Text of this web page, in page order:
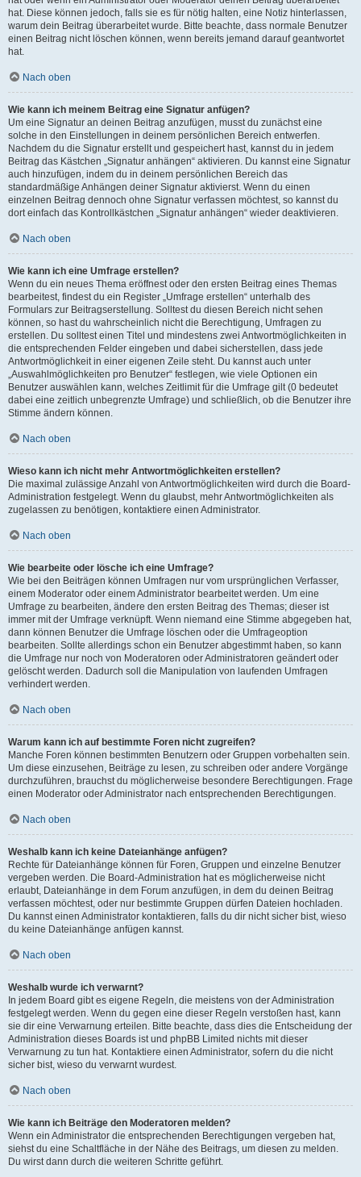
hat. Diese können jedoch, falls sie es für nötig halten, eine Notiz hinterlassen,
warum dein Beitrag überarbeitet wurde. Bitte beachte, dass normale Benutzer
einen Beitrag nicht löschen können, wenn bereits jemand darauf geantwortet
hat.
Nach oben
Wie kann ich meinem Beitrag eine Signatur anfügen?
Um eine Signatur an deinen Beitrag anzufügen, musst du zunächst eine
solche in den Einstellungen in deinem persönlichen Bereich entwerfen.
Nachdem du die Signatur erstellt und gespeichert hast, kannst du in jedem
Beitrag das Kästchen „Signatur anhängen“ aktivieren. Du kannst eine Signatur
auch hinzufügen, indem du in deinem persönlichen Bereich das
standardmäßige Anhängen deiner Signatur aktivierst. Wenn du einen
einzelnen Beitrag dennoch ohne Signatur verfassen möchtest, so kannst du
dort einfach das Kontrollkästchen „Signatur anhängen“ wieder deaktivieren.
Nach oben
Wie kann ich eine Umfrage erstellen?
Wenn du ein neues Thema eröffnest oder den ersten Beitrag eines Themas
bearbeitest, findest du ein Register „Umfrage erstellen“ unterhalb des
Formulars zur Beitragserstellung. Solltest du diesen Bereich nicht sehen
können, so hast du wahrscheinlich nicht die Berechtigung, Umfragen zu
erstellen. Du solltest einen Titel und mindestens zwei Antwortmöglichkeiten in
die entsprechenden Felder eingeben und dabei sicherstellen, dass jede
Antwortmöglichkeit in einer eigenen Zeile steht. Du kannst auch unter
„Auswahlmöglichkeiten pro Benutzer“ festlegen, wie viele Optionen ein
Benutzer auswählen kann, welches Zeitlimit für die Umfrage gilt (0 bedeutet
dabei eine zeitlich unbegrenzte Umfrage) und schließlich, ob die Benutzer ihre
Stimme ändern können.
Nach oben
Wieso kann ich nicht mehr Antwortmöglichkeiten erstellen?
Die maximal zulässige Anzahl von Antwortmöglichkeiten wird durch die Board-
Administration festgelegt. Wenn du glaubst, mehr Antwortmöglichkeiten als
zugelassen zu benötigen, kontaktiere einen Administrator.
Nach oben
Wie bearbeite oder lösche ich eine Umfrage?
Wie bei den Beiträgen können Umfragen nur vom ursprünglichen Verfasser,
einem Moderator oder einem Administrator bearbeitet werden. Um eine
Umfrage zu bearbeiten, ändere den ersten Beitrag des Themas; dieser ist
immer mit der Umfrage verknüpft. Wenn niemand eine Stimme abgegeben hat,
dann können Benutzer die Umfrage löschen oder die Umfrageoption
bearbeiten. Sollte allerdings schon ein Benutzer abgestimmt haben, so kann
die Umfrage nur noch von Moderatoren oder Administratoren geändert oder
gelöscht werden. Dadurch soll die Manipulation von laufenden Umfragen
verhindert werden.
Nach oben
Warum kann ich auf bestimmte Foren nicht zugreifen?
Manche Foren können bestimmten Benutzern oder Gruppen vorbehalten sein.
Um diese einzusehen, Beiträge zu lesen, zu schreiben oder andere Vorgänge
durchzuführen, brauchst du möglicherweise besondere Berechtigungen. Frage
einen Moderator oder Administrator nach entsprechenden Berechtigungen.
Nach oben
Weshalb kann ich keine Dateianhänge anfügen?
Rechte für Dateianhänge können für Foren, Gruppen und einzelne Benutzer
vergeben werden. Die Board-Administration hat es möglicherweise nicht
erlaubt, Dateianhänge in dem Forum anzufügen, in dem du deinen Beitrag
verfassen möchtest, oder nur bestimmte Gruppen dürfen Dateien hochladen.
Du kannst einen Administrator kontaktieren, falls du dir nicht sicher bist, wieso
du keine Dateianhänge anfügen kannst.
Nach oben
Weshalb wurde ich verwarnt?
In jedem Board gibt es eigene Regeln, die meistens von der Administration
festgelegt werden. Wenn du gegen eine dieser Regeln verstoßen hast, kann
sie dir eine Verwarnung erteilen. Bitte beachte, dass dies die Entscheidung der
Administration dieses Boards ist und phpBB Limited nichts mit dieser
Verwarnung zu tun hat. Kontaktiere einen Administrator, sofern du die nicht
sicher bist, wieso du verwarnt wurdest.
Nach oben
Wie kann ich Beiträge den Moderatoren melden?
Wenn ein Administrator die entsprechenden Berechtigungen vergeben hat,
siehst du eine Schaltfläche in der Nähe des Beitrags, um diesen zu melden.
Du wirst dann durch die weiteren Schritte geführt.